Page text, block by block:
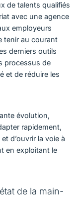
de talents qualifiés
avec une agence
employeurs
tenir au courant
derniers outils
processus de
et de réduire les
évolution,
rapidement,
d’ouvrir la voie à
en exploitant le
de la main-